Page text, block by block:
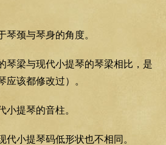
琴颈与琴身的角度。
琴梁与现代小提琴的琴梁相比，是
应该都修改过）。
小提琴的音柱。
代小提琴码低形状也不相同。